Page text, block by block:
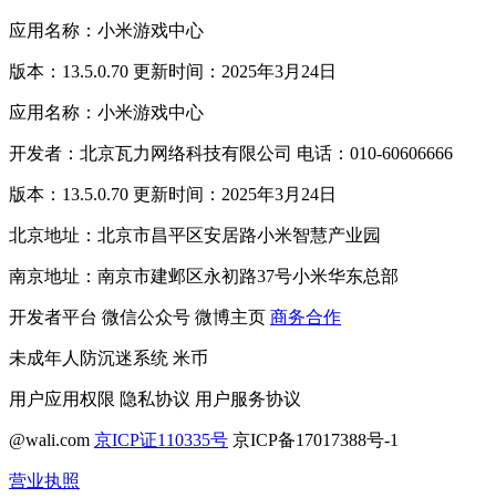
应用名称：小米游戏中心
版本：13.5.0.70 更新时间：2025年3月24日
应用名称：小米游戏中心
开发者：北京瓦力网络科技有限公司 电话：010-60606666
版本：13.5.0.70 更新时间：2025年3月24日
北京地址：北京市昌平区安居路小米智慧产业园
南京地址：南京市建邺区永初路37号小米华东总部
开发者平台 微信公众号 微博主页 商务合作
未成年人防沉迷系统 米币
用户应用权限 隐私协议 用户服务协议
@wali.com 京ICP证110335号 京ICP备17017388号-1
营业执照